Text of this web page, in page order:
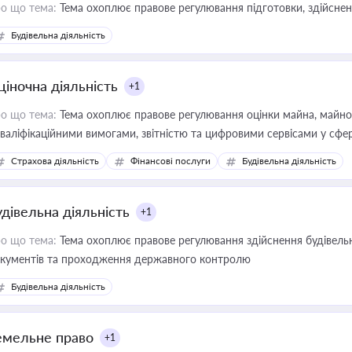
що тема: Тема охоплює правове регулювання підготовки,
Будівельна діяльність
діяльність +1
що тема: Тема охоплює правове регулювання оцінки майна,
вимогами, звітністю та цифровими сервісами у
змін у цій сфері корисне для власника бізнесу, керівника,
оренди державного майна, корпоративних угод і
Страхова діяльність Фінансові послуги Будівельна діяльність
діяльність +1
що тема: Тема охоплює правове регулювання здійснення
та проходження державного контролю
Будівельна діяльність
право +1